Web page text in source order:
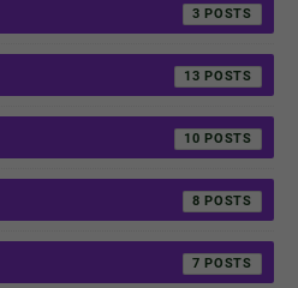
3
13
10
8
7